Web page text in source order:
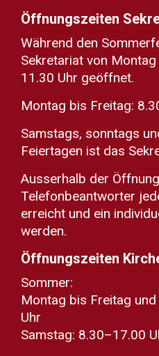
Öffnungszeiten
Während den
Sekretariat von
11.30 Uhr geöffnet.
Montag bis Freitag:
Samstags, sonntags
Feiertagen ist das
Ausserhalb der
Telefonbeantworter
erreicht und ein
werden.
Öffnungszeiten
Sommer:
Montag bis Freitag
Uhr
Samstag: 8.30–17.00